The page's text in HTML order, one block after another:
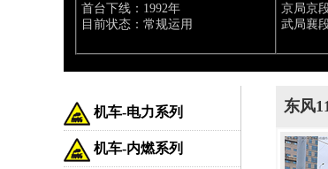
首台下线：1992年
目前状态：常规运用
京局京
武局襄
机车-电力系列
机车-内燃系列
东风